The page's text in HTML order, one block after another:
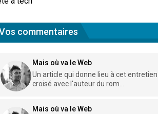
commentaires
Mais où va le Web
Un article qui donne lieu à cet entretien
croisé avec l'auteur du rom...
Mais où va le Web